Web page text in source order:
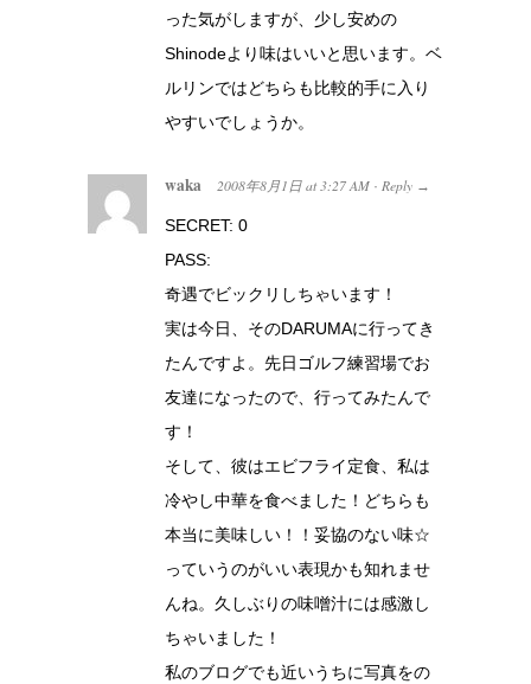
った気がしますが、少し安めの
Shinodeより味はいいと思います。ベ
ルリンではどちらも比較的手に入り
やすいでしょうか。
waka 2008年8月1日 at 3:27 AM · Reply →
SECRET: 0
PASS:
奇遇でビックリしちゃいます！
実は今日、そのDARUMAに行ってき
たんですよ。先日ゴルフ練習場でお
友達になったので、行ってみたんで
す！
そして、彼はエビフライ定食、私は
冷やし中華を食べました！どちらも
本当に美味しい！！妥協のない味☆
っていうのがいい表現かも知れませ
んね。久しぶりの味噌汁には感激し
ちゃいました！
私のブログでも近いうちに写真をの